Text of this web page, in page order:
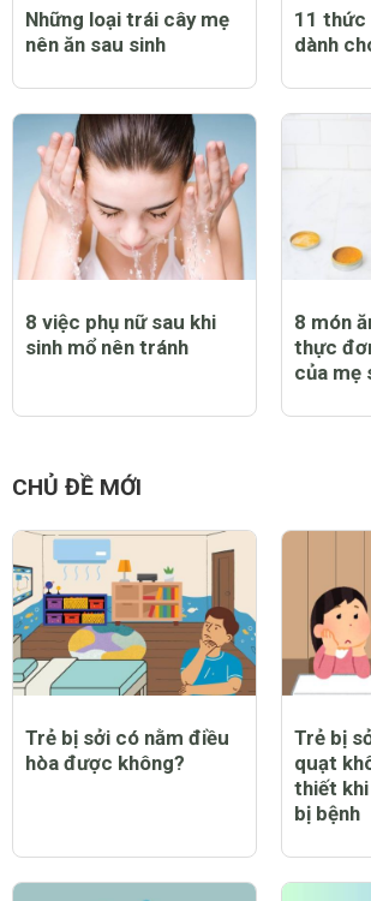
Những loại trái cây mẹ
nên ăn sau sinh
11 thức
dành
8 việc phụ nữ sau khi
sinh mổ nên tránh
8 món
thực
của mẹ
CHỦ ĐỀ MỚI
Trẻ bị sởi có nằm điều
hòa được không?
Trẻ bị
quạt
thiết
bị bệnh